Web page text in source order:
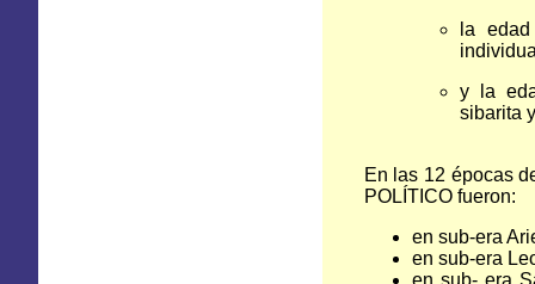
la
y la
sibarita
En las 12 épocas
POLÍTICO fueron:
en sub-era
en sub-era
en sub- era